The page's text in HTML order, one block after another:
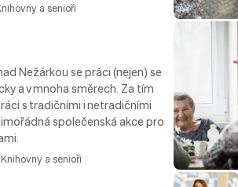
a senioři
Nežárkou se práci (nejen) se
a v mnoha směrech. Za tím
s tradičními i netradičními
společenská akce pro
Knihovny a senioři